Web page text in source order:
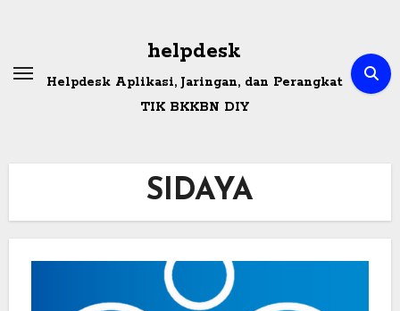
helpdesk
Helpdesk Aplikasi, Jaringan, dan Perangkat
TIK BKKBN DIY
SIDAYA